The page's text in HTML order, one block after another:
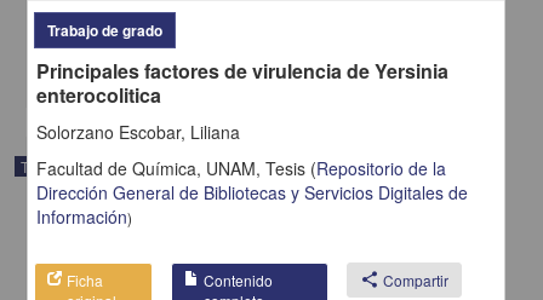
2001
Biología y Química
Trabajo de grado
Trabajo de grado
Principales factores de virulencia de Yersinia
enterocolitica
Solorzano Escobar, Liliana
Facultad de Química, UNAM, Tesis (Repositorio de la
Dirección General de Bibliotecas y Servicios Digitales de
Información)
Ficha
Contenido
share Compartir